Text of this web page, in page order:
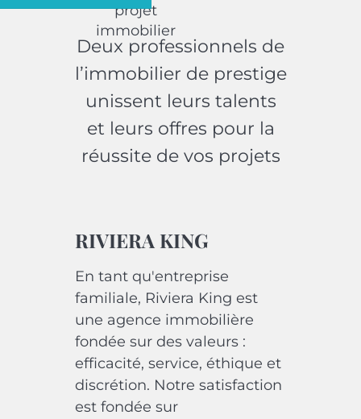
projet
immobilier
Deux professionnels de
l’immobilier de prestige
unissent leurs talents
et leurs offres pour la
réussite de vos projets
RIVIERA KING
En tant qu'entreprise
familiale, Riviera King est
une agence immobilière
fondée sur des valeurs :
efficacité, service, éthique et
discrétion. Notre satisfaction
est fondée sur